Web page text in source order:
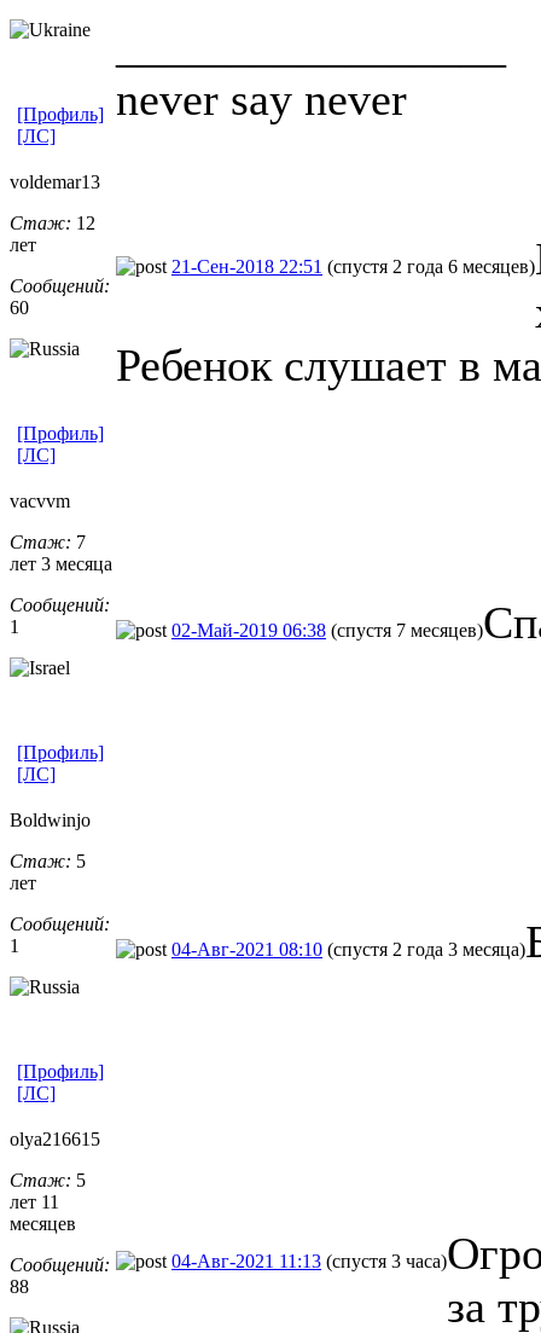
never say never
[Профиль]
[ЛС]
voldemar13
Стаж: 12
лет
Сообщений:
60
21-Сен-2018 22:51 (спустя 2 года 6 месяцев)
Ребенок слушает в
[Профиль]
[ЛС]
vacvvm
Стаж: 7
лет 3 месяца
Сообщений:
1
02-Май-2019 06:38 (спустя 7 месяцев)
[Профиль]
[ЛС]
Boldwinjo
Стаж: 5
лет
Сообщений:
1
04-Авг-2021 08:10 (спустя 2 года 3 месяца)
[Профиль]
[ЛС]
olya216615
Стаж: 5
лет 11
месяцев
Сообщений:
88
04-Авг-2021 11:13 (спустя 3 часа)
за